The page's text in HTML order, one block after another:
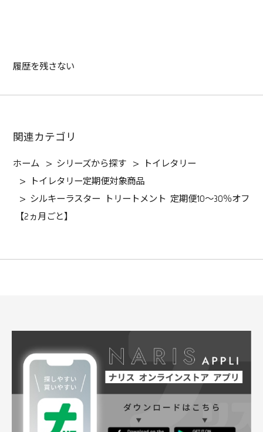
履歴を残さない
関連カテゴリ
ホーム > シリーズから探す >
トイレタリー
>
トイレタリー定期便対象商品
> シルキーラスター トリートメント 定期便10～30％オフ
【2ヵ月ごと】